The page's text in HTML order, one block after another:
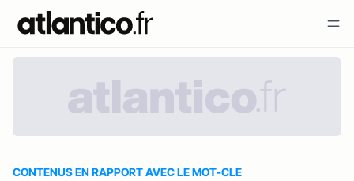
CONTENUS EN RAPPORT AVEC LE MOT-CLE